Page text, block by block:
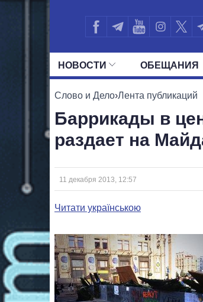
НОВОСТИ ОБЕЩАНИЯ
ВСЕ ПОЛИТИКИ
Слово и Дело›Лента публикаций
Баррикады в
раздает на
11 декабря 2013, 12:57
Читати українською